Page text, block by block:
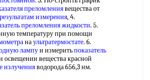
преломлениявещества от
результатам измерения, 4.
преломления жидкости. 5.
температуру при помощи
наультратермостате. 6.
лампуи измеритьпоказатель
освещении вещества красной
излученияводорода 656,3 нм.